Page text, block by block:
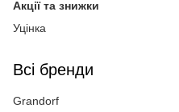
Акції та знижки
Уцінка
Всі бренди
Grandorf